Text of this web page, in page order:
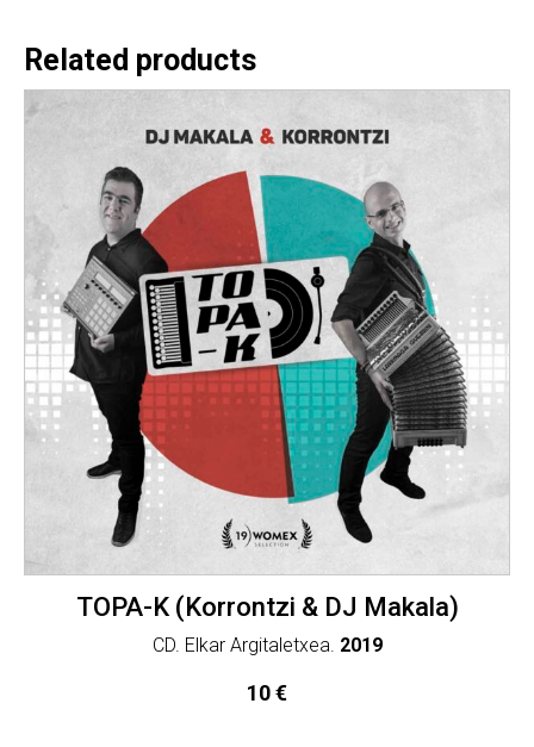
Related products
TOPA-K (Korrontzi & DJ Makala)
CD. Elkar Argitaletxea. 2019
10€